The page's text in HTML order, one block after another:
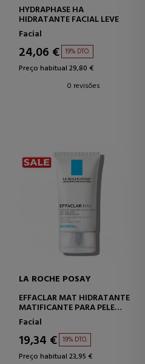
HYDRAPHASE HA
HIDRATANTE FACIAL LEVE
Facial
24,06 € 19% DTO.
Preço habitual 29,80 €
0 revisões
LA ROCHE POSAY
EFFACLAR MAT HIDRATANTE
MATIFICANTE PARA PELE
OLEOSA
Facial
19,34 € 19% DTO.
Preço habitual 23,95 €